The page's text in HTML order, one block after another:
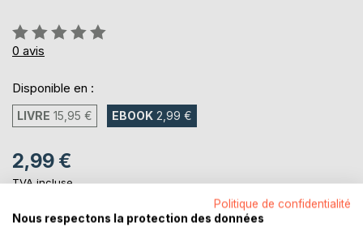
Évaluation:
0%
0 avis
Disponible en :
LIVRE 15,95 € EBOOK 2,99 €
2,99 €
TVA incluse
Téléchargement disponible dès maintenantPolitique de confidentialité
Nous respectons la protection des données